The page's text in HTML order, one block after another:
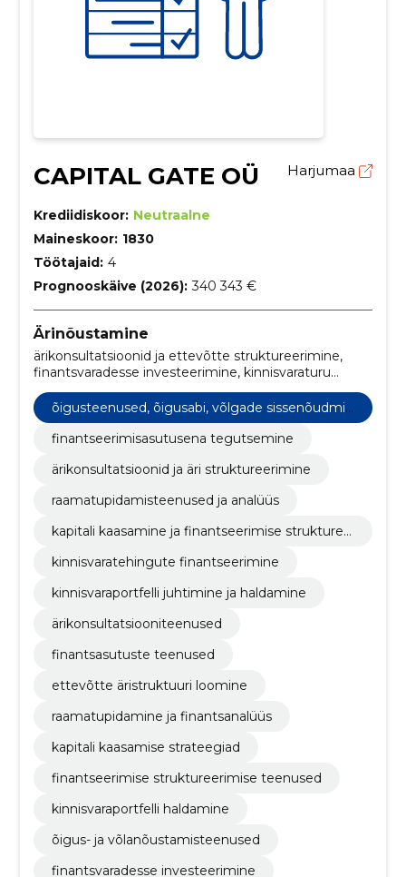
CAPITAL GATE OÜ Harjumaa
Krediidiskoor: Neutraalne
Maineskoor: 1830
Töötajaid: 4
Prognooskäive (2026): 340 343 €
Ärinõustamine
ärikonsultatsioonid ja ettevõtte struktureerimine,
finantsvaradesse investeerimine, kinnisvaraturu
investeeringud, eraomandis oleva kapitali haldamine,
finantsteenused vara kasvuks, äriettevõtetele
mõeldud äri lahendused, tegutsemine
finantsasutusena, vara analüüs, portfelli haldamine,
õigusteenused, õigusabi, võlgade sissenõudmin
e
finantseerimisasutusena tegutsemine
ärikonsultatsioonid ja äri struktureerimine
raamatupidamisteenused ja analüüs
kapitali kaasamine ja finantseerimise strukturee
kinnisvaratehingute finantseerimine
kinnisvaraportfelli juhtimine ja haldamine
ärikonsultatsiooniteenused
finantsasutuste teenused
ettevõtte äristruktuuri loomine
raamatupidamine ja finantsanalüüs
kapitali kaasamise strateegiad
finantseerimise struktureerimise teenused
kinnisvaraportfelli haldamine
õigus- ja võlanõustamisteenused
finantsvaradesse investeerimine